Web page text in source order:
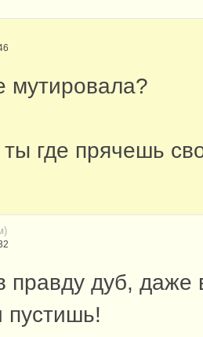
мутировала?
где прячешь
дуб, даже
пустишь!